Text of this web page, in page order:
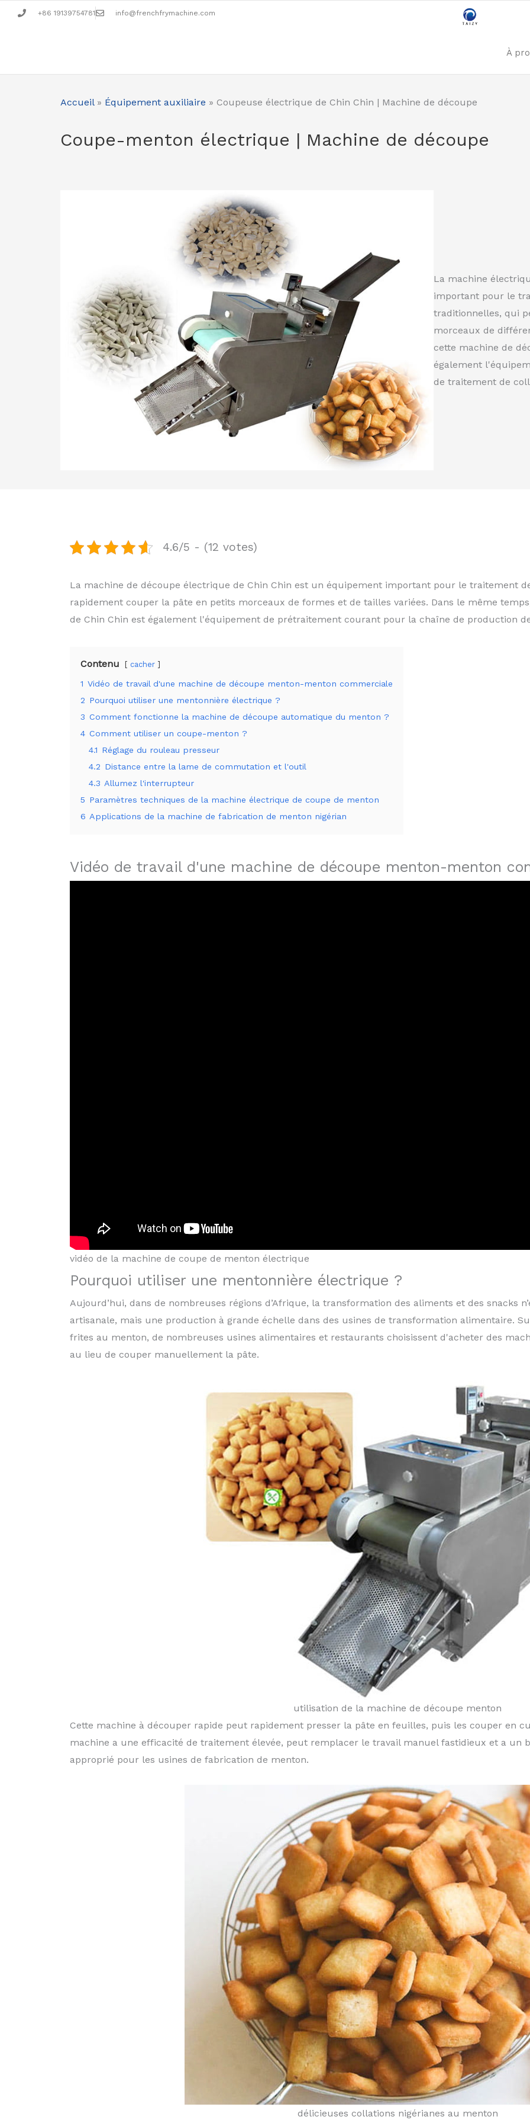
+86 19139754781 info@frenchfrymachine.com
À
Accueil» Équipement auxiliaire » Coupeuse électrique de Chin Chin | Machine de découpe
Coupe-menton électrique | Machine de découpe
La machine
important pour le
traditionnelles, qui
morceaux de
cette machine de
également
de traitement de
4.6/5 - (12 votes)
La machine de découpe électrique de Chin Chin est un équipement important pour le traitement
rapidement couper la pâte en petits morceaux de formes et de tailles variées. Dans le même
de Chin Chin est également l'équipement de prétraitement courant pour la chaîne de production
Contenu cacher
1 Vidéo de travail d'une machine de découpe menton-menton commerciale
2 Pourquoi utiliser une mentonnière électrique ?
3 Comment fonctionne la machine de découpe automatique du menton ?
4 Comment utiliser un coupe-menton ?
4.1 Réglage du rouleau presseur
4.2 Distance entre la lame de commutation et l'outil
4.3 Allumez l'interrupteur
5 Paramètres techniques de la machine électrique de coupe de menton
6 Applications de la machine de fabrication de menton nigérian
Vidéo de travail d'une machine de découpe menton-menton
vidéo de la machine de coupe de menton électrique
Pourquoi utiliser une mentonnière électrique ?
Aujourd’hui, dans de nombreuses régions d’Afrique, la transformation des aliments et des snacks
artisanale, mais une production à grande échelle dans des usines de transformation alimentaire.
frites au menton, de nombreuses usines alimentaires et restaurants choisissent d'acheter des
au lieu de couper manuellement la pâte.
utilisation de la machine de découpe menton
Cette machine à découper rapide peut rapidement presser la pâte en feuilles, puis les couper en
machine a une efficacité de traitement élevée, peut remplacer le travail manuel fastidieux et a un
approprié pour les usines de fabrication de menton.
délicieuses collations nigérianes au menton